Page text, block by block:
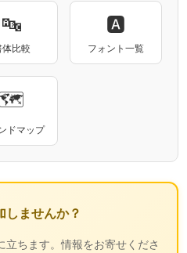
🔤
体比較
🅰
フォント一覧
🗺
ドマップ
しませんか？
ちます。情報をお寄せくださ